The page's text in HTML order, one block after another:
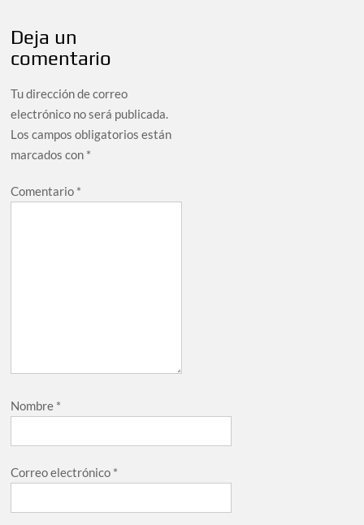
Deja un
comentario
Tu dirección de correo
electrónico no será publicada.
Los campos obligatorios están
marcados con *
Comentario *
Nombre *
Correo electrónico *